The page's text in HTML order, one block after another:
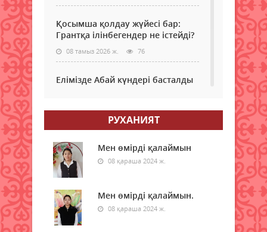
Қосымша қолдау жүйесі бар:
Грантқа ілінбегендер не істейді?
08 тамыз 2026 ж. 76
Елімізде Абай күндері басталды
Қызылордада “Жасыл ел“ еңбек
экологиялық сенбілік өтті
08 тамыз 2026 ж. 69
Жексенбіде еліміздің барлық
дерлік өңірінде дауылды
ескерту жарияланды
РУХАНИЯТ
Мен өмірді қалаймын
08 қараша 2024 ж.
Мен өмірді қалаймын.
08 қараша 2024 ж.